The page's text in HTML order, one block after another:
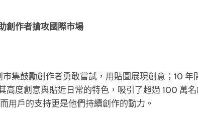
創作者搶攻國際市場
集鼓勵創作者勇敢嘗試，用貼圖展現創意；10 年
高度創意與貼近日常的特色，吸引了超過 100 萬名
用戶的支持更是他們持續創作的動力。